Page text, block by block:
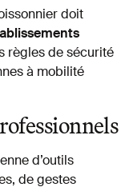
doit
règles de sécurité
à mobilité
d’outils
de gestes